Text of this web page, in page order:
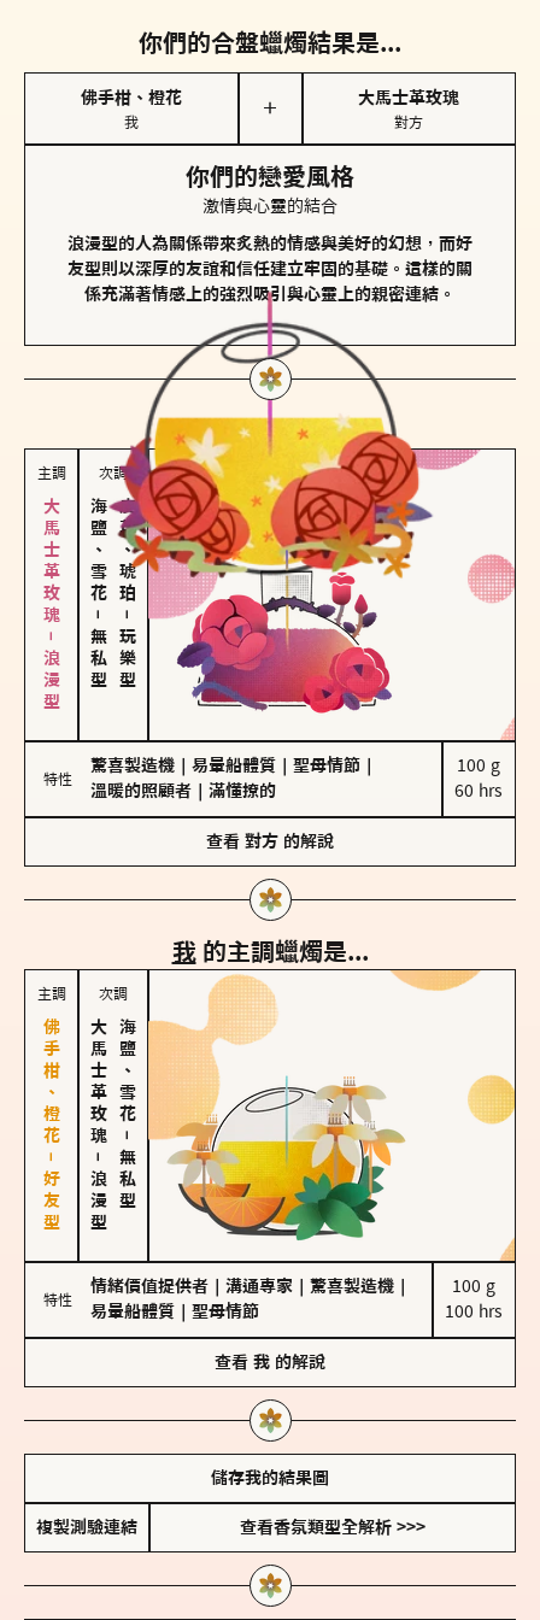
你們的合盤蠟燭結果是...
佛手柑、橙花
我
＋
大馬士革玫瑰
對方
你們的戀愛風格
激情與心靈的結合
浪漫型的人為關係帶來炙熱的情感與美好的幻想，而好
友型則以深厚的友誼和信任建立牢固的基礎。這樣的關
係充滿著情感上的強烈吸引與心靈上的親密連結。
對方的主調蠟燭是...
主調
大馬士革玫瑰－浪漫型
次調
海鹽、雪花
－
無私型
皮革、琥珀
－
玩樂型
特性
驚喜製造機 易暈船體質 聖母情節
溫暖的照顧者
滿懂撩的
100 g
60 hrs
查看 對方 的解說
我 的主調蠟燭是...
主調
佛手柑、橙花－好友型
次調
大馬士革玫瑰
－
浪漫型
海鹽、雪花
－
無私型
特性
情緒價值提供者 溝通專家 驚喜製造機
易暈船體質
聖母情節
100 g
100 hrs
查看 我 的解說
儲存我的結果圖
複製測驗連結 查看香氛類型全解析 >>>